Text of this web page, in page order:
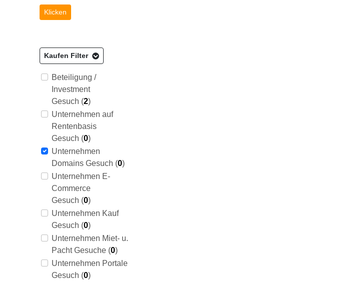
Klicken
Kaufen Filter
Beteiligung /
Investment
Gesuch (2)
Unternehmen auf
Rentenbasis
Gesuch (0)
Unternehmen
Domains Gesuch (0)
Unternehmen E-
Commerce
Gesuch (0)
Unternehmen Kauf
Gesuch (0)
Unternehmen Miet- u.
Pacht Gesuche (0)
Unternehmen Portale
Gesuch (0)